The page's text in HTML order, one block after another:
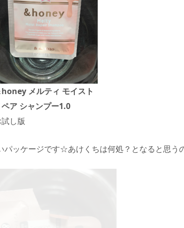
honey メルティ モイスト
ペア シャンプー1.0
し版
パッケージです☆あけくちは何処？となると思う